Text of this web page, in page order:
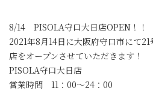
8/14 PISOLA守口大日店OPEN！！
2021年8月14日に大阪府守口市にて
店をオープンさせていただきます！
PISOLA守口大日店
営業時間 11：00〜24：00